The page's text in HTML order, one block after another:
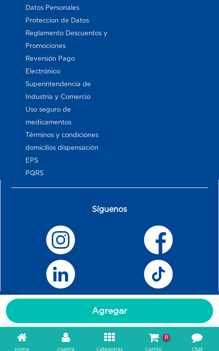
Agregar
Datos Personales
Proteccion de Datos
Reglamento Descuentos y
Promociones
Reversión Pago
Electrónico
Superintendencia de
Industria y Comercio
Uso seguro de
medicamentos
Términos y condiciones
domicilios dispensación
EPS
PQRS
Síguenos
Home Cuenta Categorias
0
Carrito Chat